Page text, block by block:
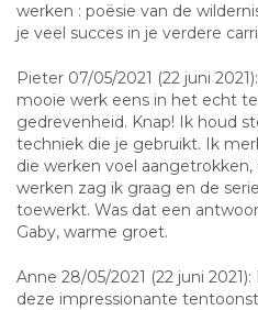
werken : poësie van de
je veel succes in je verdere
Pieter 07/05/2021 (22 juni
mooie werk eens in het echt
gedrevenheid. Knap! Ik houd
techniek die je gebruikt. Ik
die werken voel
werken zag ik graag en de
toewerkt. Was dat een
Gaby, warme groet.
Anne 28/05/2021 (22 juni
deze impressionante